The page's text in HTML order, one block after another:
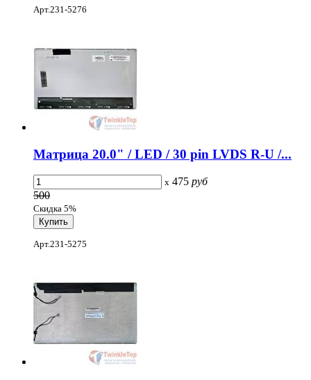
Арт.231-5276
Матрица 20.0" / LED / 30 pin LVDS R-U /...
x 475 руб
500
Скидка 5%
Арт.231-5275